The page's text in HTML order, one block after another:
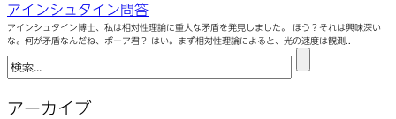
アインシュタイン問答
アインシュタイン博士、私は相対性理論に重大な矛盾を発見しました。 ほう？それは興味深い
な。何が矛盾なんだね、ボーア君？ はい。まず相対性理論によると、光の速度は観測..
アーカイブ